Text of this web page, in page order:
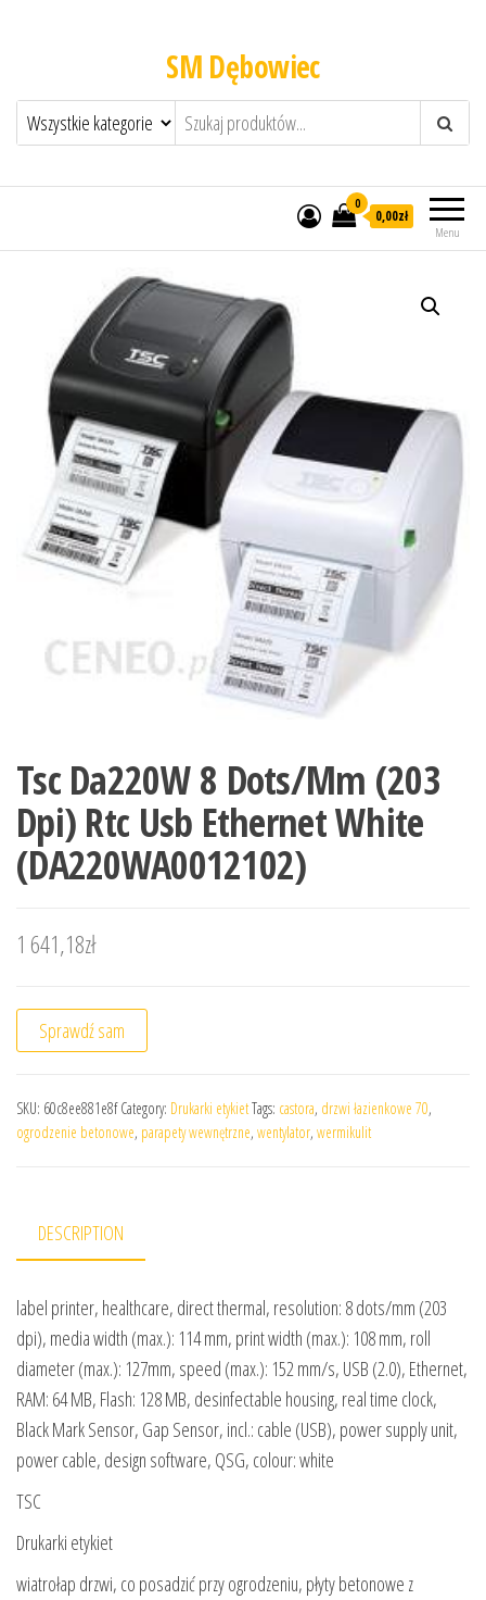
SM Dębowiec
Menu
0
0,00zł
Tsc Da220W 8 Dots/Mm (203
Dpi) Rtc Usb Ethernet White
(DA220WA0012102)
1 641,18zł
Sprawdź sam
SKU: 60c8ee881e8f Category: Drukarki etykietTags: castora, drzwi łazienkowe 70,
ogrodzenie betonowe, parapety wewnętrzne, wentylator, wermikulit
DESCRIPTION
label printer, healthcare, direct thermal, resolution: 8 dots/mm (203
dpi), media width (max.): 114 mm, print width (max.): 108 mm, roll
diameter (max.): 127mm, speed (max.): 152 mm/s, USB (2.0), Ethernet,
RAM: 64 MB, Flash: 128 MB, desinfectable housing, real time clock,
Black Mark Sensor, Gap Sensor, incl.: cable (USB), power supply unit,
power cable, design software, QSG, colour: white
TSC
Drukarki etykiet
wiatrołap drzwi, co posadzić przy ogrodzeniu, płyty betonowe z